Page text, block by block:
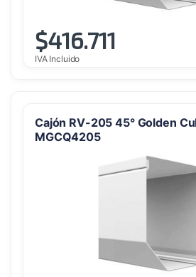
$416.711
IVA Incluido
Cajón RV-205 45° Golden
MGCQ4205